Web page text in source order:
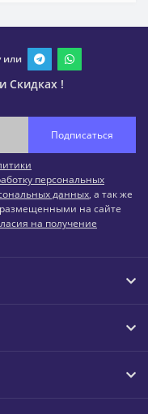
или
Скидках !
Подписаться
персональных
данных, а так же
на сайте
на получение